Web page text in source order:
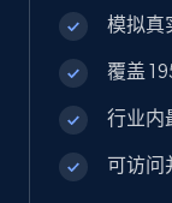
模拟真
覆盖
行业内
可访问